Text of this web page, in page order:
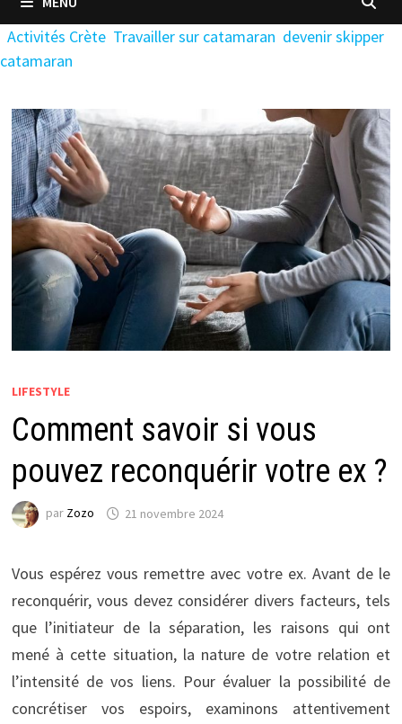
Activités Crète Travailler sur catamaran devenir skipper
catamaran
LIFESTYLE
Comment savoir si vous
pouvez reconquérir votre ex ?
par Zozo 21 novembre 2024
Vous espérez vous remettre avec votre ex. Avant de le
reconquérir, vous devez considérer divers facteurs, tels
que l’initiateur de la séparation, les raisons qui ont
mené à cette situation, la nature de votre relation et
l’intensité de vos liens. Pour évaluer la possibilité de
concrétiser vos espoirs, examinons attentivement